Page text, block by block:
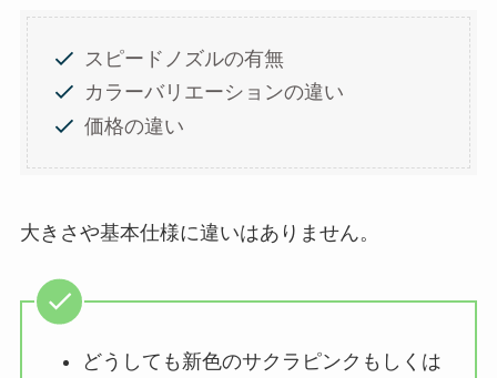
スピードノズルの有無
カラーバリエーションの違い
価格の違い
大きさや基本仕様に違いはありません。
どうしても新色のサクラピンクもしくは